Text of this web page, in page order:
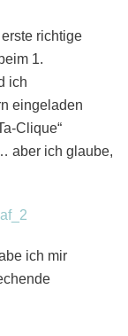
richtige
1.
ich
eingeladen
Clique“
aber ich glaube,
ich mir